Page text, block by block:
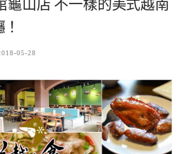
龜山店 不一樣的美式越南
05-28